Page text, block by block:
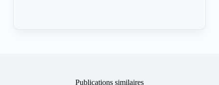
Publications similaires